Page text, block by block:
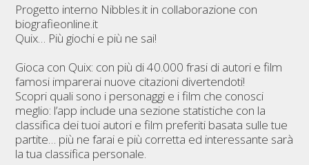
Progetto interno Nibbles.it in collaborazione con
biografieonline.it
Quix… Più giochi e più ne sai!
Gioca con Quix: con più di 40.000 frasi di autori e film
famosi imparerai nuove citazioni divertendoti!
Scopri quali sono i personaggi e i film che conosci
meglio: l’app include una sezione statistiche con la
classifica dei tuoi autori e film preferiti basata sulle tue
partite… più ne farai e più corretta ed interessante sarà
la tua classifica personale.